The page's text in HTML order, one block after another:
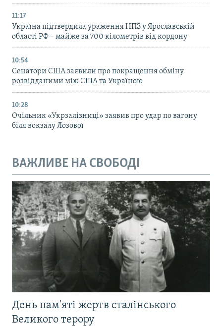
11:17
Україна підтвердила ураження НПЗ у Ярославській
області РФ – майже за 700 кілометрів від кордону
10:54
Сенатори США заявили про покращення обміну
розвідданими між США та Україною
10:28
Очільник «Укрзалізниці» заявив про удар по вагону
біля вокзалу Лозової
ВАЖЛИВЕ НА СВОБОДІ
День пам'яті жертв сталінського
Великого терору